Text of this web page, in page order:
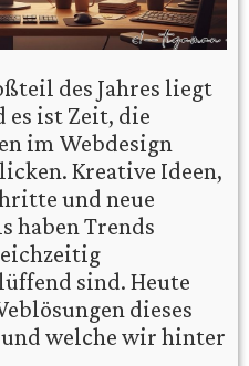
des Jahres liegt
es ist Zeit, die
im Webdesign
Kreative Ideen,
und neue
haben Trends
sind. Heute
dieses
welche wir hinter